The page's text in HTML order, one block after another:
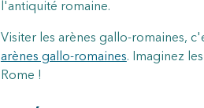
l'antiquité romaine.
Visiter les arènes gallo-romaines,
arènes gallo-romaines. Imaginez
Rome !